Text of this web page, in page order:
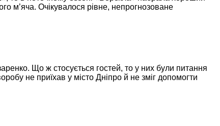
м’яча. Очікувалося рівне, непрогнозоване
Що ж стосується гостей, то у них були питання
не приїхав у місто Дніпро й не зміг допомогти